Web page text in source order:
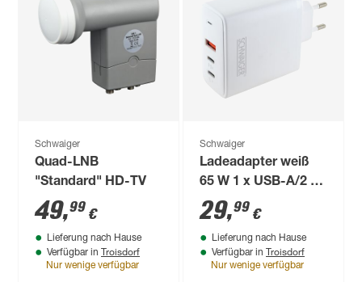
Schwaiger
Quad-LNB
"Standard" HD-TV
49,99 €
Lieferung nach Hause
Verfügbar in Troisdorf
Nur wenige verfügbar
Schwaiger
Ladeadapter weiß
65 W 1 x USB-A/2 x
USB-C
29,99 €
Lieferung nach Hause
Verfügbar in Troisdorf
Nur wenige verfügbar